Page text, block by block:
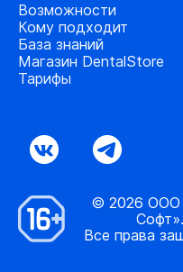
Возможности
Кому подходит
База знаний
Магазин DentalStore
Тарифы
© 2026 ООО
Софт».
Все права